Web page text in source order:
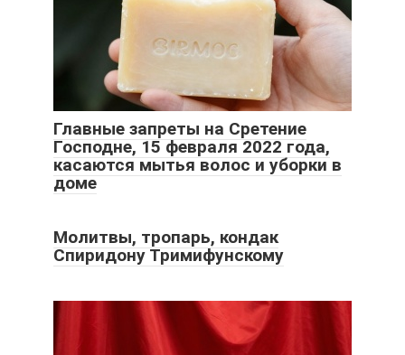
Главные запреты на Сретение
Господне, 15 февраля 2022 года,
касаются мытья волос и уборки в
доме
Молитвы, тропарь, кондак
Спиридону Тримифунскому